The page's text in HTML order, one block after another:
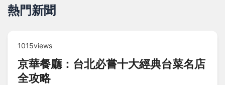
熱門新聞
1015views
京華餐廳：台北必嘗十大經典台菜名店
全攻略